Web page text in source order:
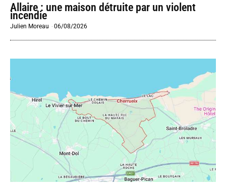
Allaire : une maison détruite par un violent
incendie
Julien Moreau -06/08/2026